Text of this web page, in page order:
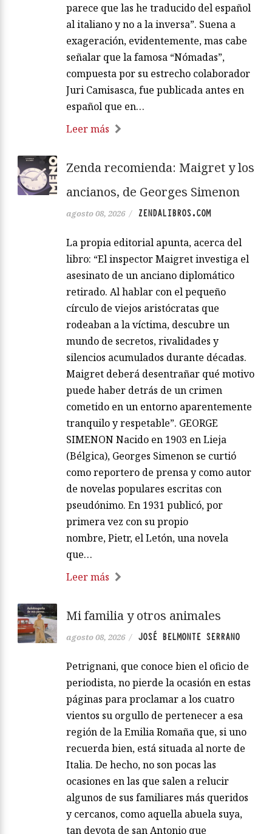
parece que las he traducido del español
al italiano y no a la inversa”. Suena a
exageración, evidentemente, mas cabe
señalar que la famosa “Nómadas”,
compuesta por su estrecho colaborador
Juri Camisasca, fue publicada antes en
español que en…
Leer más
Zenda recomienda: Maigret y los
ancianos, de Georges Simenon
agosto 08, 2026 / ZENDALIBROS.COM
La propia editorial apunta, acerca del
libro: “El inspector Maigret investiga el
asesinato de un anciano diplomático
retirado. Al hablar con el pequeño
círculo de viejos aristócratas que
rodeaban a la víctima, descubre un
mundo de secretos, rivalidades y
silencios acumulados durante décadas.
Maigret deberá desentrañar qué motivo
puede haber detrás de un crimen
cometido en un entorno aparentemente
tranquilo y respetable”. GEORGE
SIMENON Nacido en 1903 en Lieja
(Bélgica), Georges Simenon se curtió
como reportero de prensa y como autor
de novelas populares escritas con
pseudónimo. En 1931 publicó, por
primera vez con su propio
nombre, Pietr, el Letón, una novela
que…
Leer más
Mi familia y otros animales
agosto 08, 2026 / JOSÉ BELMONTE SERRANO
Petrignani, que conoce bien el oficio de
periodista, no pierde la ocasión en estas
páginas para proclamar a los cuatro
vientos su orgullo de pertenecer a esa
región de la Emilia Romaña que, si uno
recuerda bien, está situada al norte de
Italia. De hecho, no son pocas las
ocasiones en las que salen a relucir
algunos de sus familiares más queridos
y cercanos, como aquella abuela suya,
tan devota de san Antonio que